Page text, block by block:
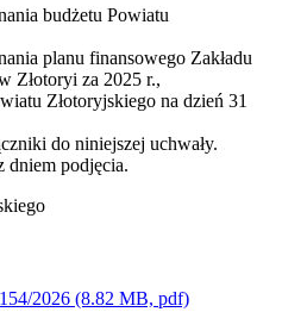
budżetu Powiatu
planu finansowego Zakładu
Złotoryi za 2025 r.,
Złotoryjskiego na dzień 31
do niniejszej uchwały.
dniem podjęcia.
2026 (8.82 MB, pdf)